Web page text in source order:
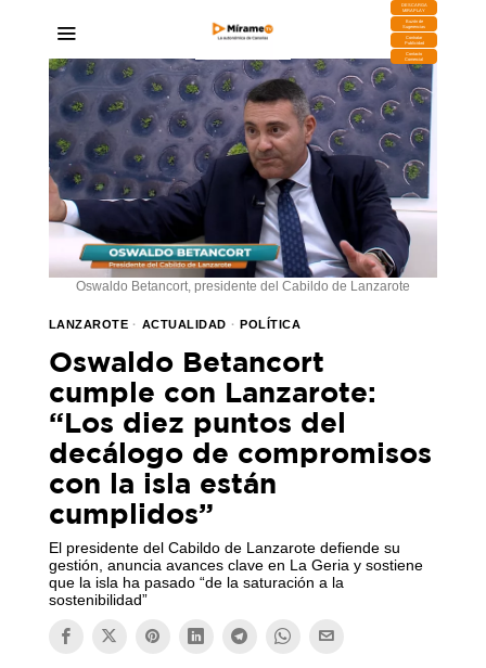
DESCARGA
MIRAPLAY
Buzón de
Sugerencias
Contratar
Publicidad
Contacto
Comercial
Oswaldo Betancort, presidente del Cabildo de Lanzarote
LANZAROTE · ACTUALIDAD · POLÍTICA
Oswaldo Betancort
cumple con Lanzarote:
“Los diez puntos del
decálogo de compromisos
con la isla están
cumplidos”
El presidente del Cabildo de Lanzarote defiende su
gestión, anuncia avances clave en La Geria y sostiene
que la isla ha pasado “de la saturación a la
sostenibilidad”